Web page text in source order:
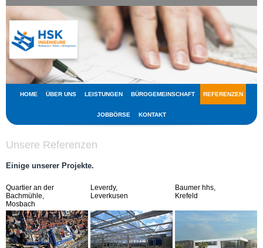
HOME ÜBER UNS LEISTUNGEN BÜROGEMEINSCHAFT REFERENZEN
JOBBÖRSE KONTAKT
Unsere Referenzen
Einige unserer Projekte.
Quartier an der
Bachmühle,
Mosbach
Leverdy,
Leverkusen
Baumer hhs,
Krefeld